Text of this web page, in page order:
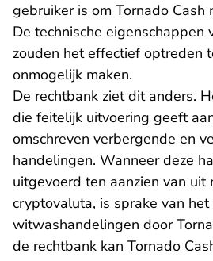
gebruiker is om Tornado Cash
De technische eigenschappen
zouden het effectief optreden
onmogelijk maken.
De rechtbank ziet dit anders.
die feitelijk uitvoering geeft
omschreven verbergende en
handelingen. Wanneer deze
uitgevoerd ten aanzien van
cryptovaluta, is sprake van
witwashandelingen door
de rechtbank kan Tornado